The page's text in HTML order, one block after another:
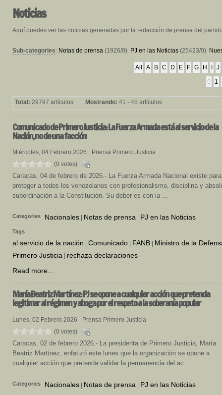
Noticias
Aquí puedes ver las noticias generadas por la redacción de prensa del
Sub-categories: Notas de prensa (1926/0) PJ en las Noticias (25423/0)
All A B C D E F G H J
0 1
Total: 29797 artículos Mostrando: 41 - 45 artículos
Comunicadode Primero Justicia: La Fuerza Armada está al servicio de la
Nación, no de una facción
Miércoles, 04 Febrero 2026
Prensa Primero Justicia
(0 votes)
Caracas, 04 de febrero de 2026.- La Fuerza Armada Nacional existe para
proteger a todos los venezolanos con profesionalismo, disciplina y
subordinación a la Constitución. Su deber es con la ...
Categories Nacionales Notas de prensa PJ en las Noticias
Tags
al servicio de la nación Comunicado FANB
Ministro de la
Primero Justicia
rechaza declaraciones
Read more...
MaríaBeatriz Martínez: PJ se opone a cualquier acción que pretenda
legitimar al régimen y aboga por el respeto a la soberanía popular
Lunes, 02 Febrero 2026
Prensa Primero Justicia
(0 votes)
Caracas, 02 de febrero 2026.- La presidenta de Primero Justicia, María
Beatriz Martínez, enfatizó este lunes que la organización se opone a
cualquier acción que pretenda validar la permanencia del ac...
Categories Nacionales | Notas de prensa | PJ en las Noticias